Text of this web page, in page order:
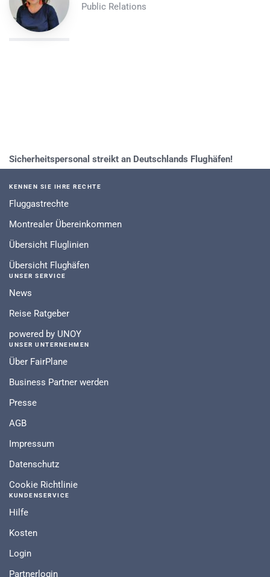
Public Relations
Sicherheitspersonal streikt an Deutschlands Flughäfen!
KENNEN SIE IHRE RECHTE
Fluggastrechte
Montrealer Übereinkommen
Übersicht Fluglinien
Übersicht Flughäfen
UNSER SERVICE
News
Reise Ratgeber
powered by UNOY
UNSER UNTERNEHMEN
Über FairPlane
Business Partner werden
Presse
AGB
Impressum
Datenschutz
Cookie Richtlinie
KUNDENSERVICE
Hilfe
Kosten
Login
Partnerlogin